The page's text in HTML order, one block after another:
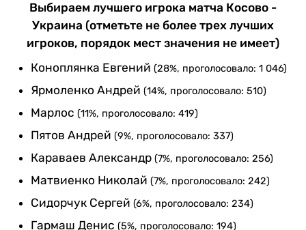
Выбираем лучшего игрока матча Косово -
Украина (отметьте не более трех лучших
игроков, порядок мест значения не имеет)
Коноплянка Евгений (28%, проголосовало: 1 046)
Ярмоленко Андрей (14%, проголосовало: 510)
Марлос (11%, проголосовало: 419)
Пятов Андрей (9%, проголосовало: 337)
Караваев Александр (7%, проголосовало: 256)
Матвиенко Николай (7%, проголосовало: 242)
Сидорчук Сергей (6%, проголосовало: 234)
Гармаш Денис (5%, проголосовало: 194)